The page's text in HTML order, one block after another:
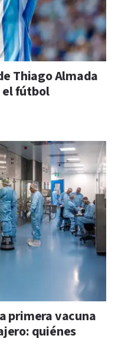
Thiago Almada
el fútbol
primera vacuna
quiénes